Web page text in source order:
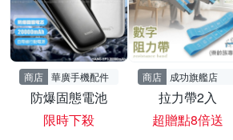
商店 華廣手機配件
防爆固態電池
限時下殺
商店 成功旗艦店
拉力帶2入
超贈點8倍送